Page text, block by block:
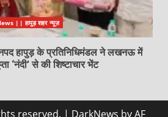
|| हापुड़ शहर न्यूज़
हापुड़ के प्रतिनिधिमंडल ने लखनऊ में
‘नंदी’ से की शिष्टाचार भेंट
reserved. | DarkNews by AF